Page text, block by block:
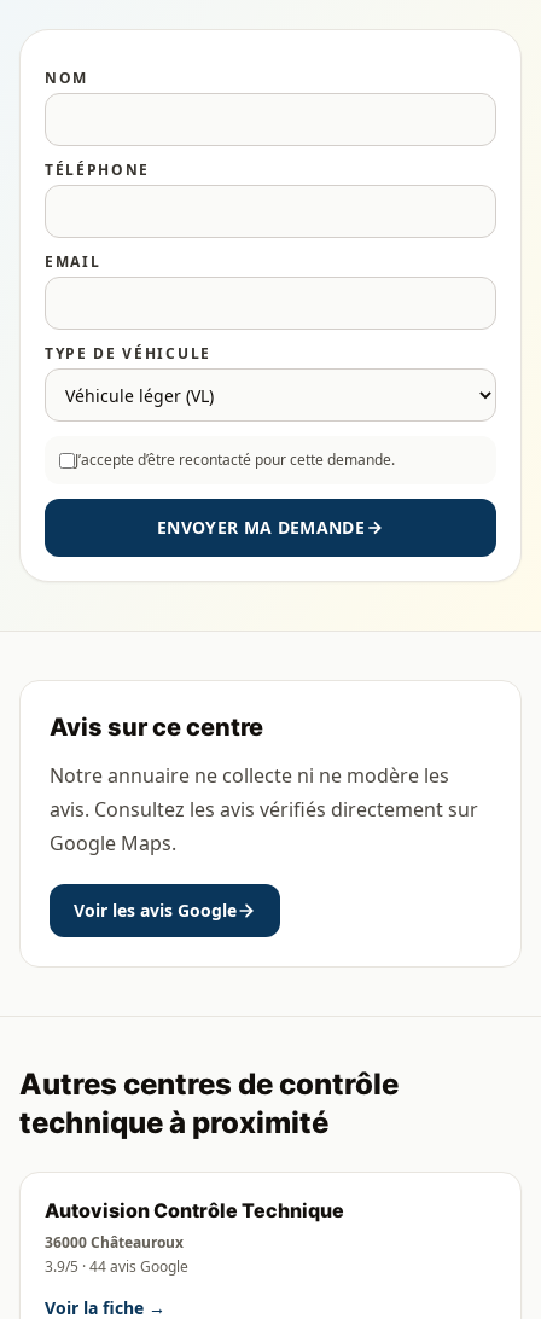
NOM
TÉLÉPHONE
EMAIL
TYPE DE VÉHICULE
J’accepte d’être recontacté pour cette demande.
ENVOYER MA DEMANDE
Avis sur ce centre
Notre annuaire ne collecte ni ne modère les
avis. Consultez les avis vérifiés directement sur
Google Maps.
Voir les avis Google
Autres centres de contrôle
technique à proximité
Autovision Contrôle Technique
36000 Châteauroux
3.9/5 · 44 avis Google
Voir la fiche →